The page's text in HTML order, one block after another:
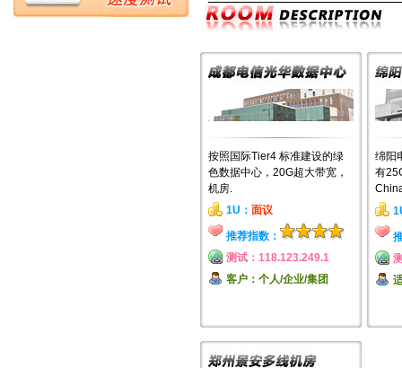
按照国际Tier4 标准建设的绿
色数据中心，20G超大带宽，
机房.
1U： 面议
推荐指数：
测试：118.123.249.1
客户：个人/企业/集团
绵阳
有